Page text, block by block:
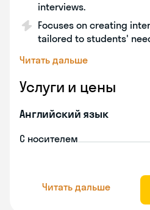
interviews.
Focuses on creating
tailored to students'
Читать дальше
Услуги и цены
Английский язык
С носителем
Читать дальше